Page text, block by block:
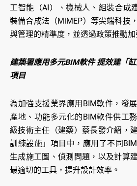
工智能（AI）、機械人、組裝合成
裝備合成法（MiMEP）等尖端科技
與管理的精準度，並透過政策推動加
建築署應用多元BIM軟件 提效建「缸
項目
為加強支援業界應用BIM軟件，發
產地、功能多元化的BIM軟件供工
級技術主任（建築）蔡長發介紹，
訓練設施」項目中，應用了不同
生成施工圖、偵測問題，以及計算
最適切的工具，提升設計效率。